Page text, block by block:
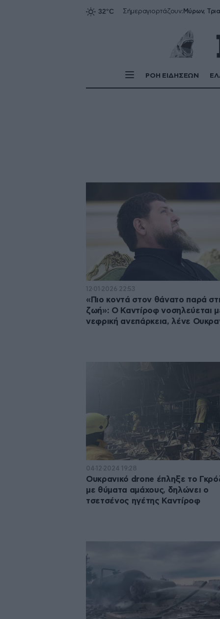
Σήμεραγιορτάζουν:
ΡΟΗ ΕΙΔΗΣΕΩΝ
12·01·2026 22:53
«Πιο κοντά στον θάνατο παρά
ζωή»: Ο Καντίροφ νοσηλεύεται
νεφρική ανεπάρκεια, λένε
04·12·2024 19:28
Ουκρανικό drone έπληξε το
με θύματα αμάχους, δηλώνει ο
τσετσένος ηγέτης Καντίροφ